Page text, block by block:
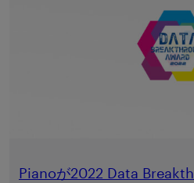
Pianoが2022 Data